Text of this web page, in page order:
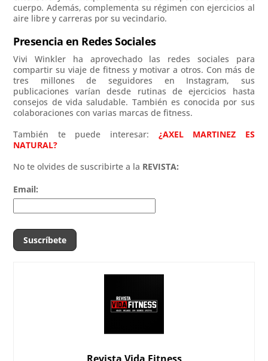
cuerpo. Además, complementa su régimen con ejercicios al
aire libre y carreras por su vecindario.
Presencia en Redes Sociales
Vivi Winkler ha aprovechado las redes sociales para
compartir su viaje de fitness y motivar a otros. Con más de
tres millones de seguidores en Instagram, sus
publicaciones varían desde rutinas de ejercicios hasta
consejos de vida saludable. También es conocida por sus
colaboraciones con varias marcas de fitness.
También te puede interesar: ¿AXEL MARTINEZ ES
NATURAL?
No te olvides de suscribirte a la REVISTA:
Email: